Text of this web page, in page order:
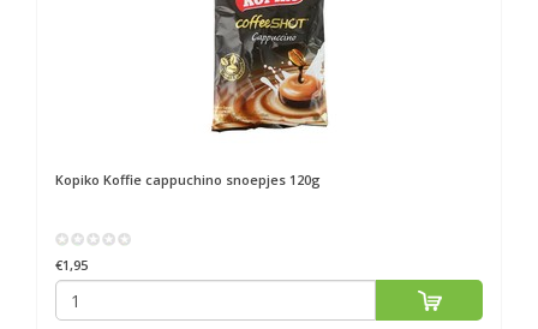
Kopiko Koffie cappuchino snoepjes 120g
€1,95